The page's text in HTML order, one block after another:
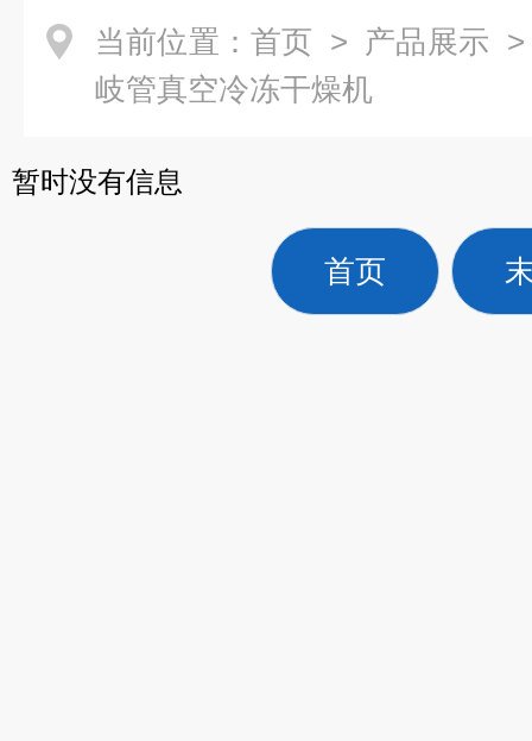
当前位置： 首页 > 产品展示
岐管真空冷冻干燥机
暂时没有信息
首页